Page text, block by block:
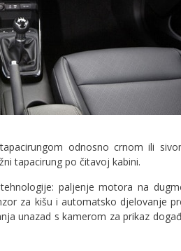
odnosno crnom ili
tapacirung po čitavoj kabini.
paljenje motora na
za kišu i automatsko djelovanje
unazad s kamerom za prikaz